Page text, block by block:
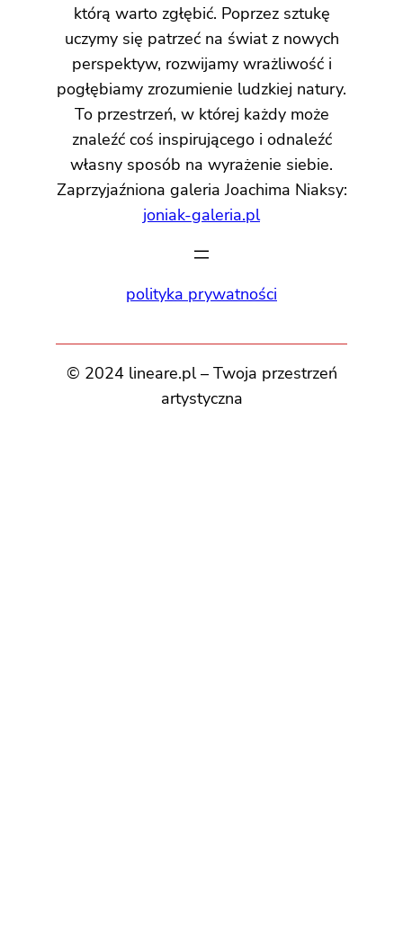
którą warto zgłębić. Poprzez sztukę
uczymy się patrzeć na świat z nowych
perspektyw, rozwijamy wrażliwość i
pogłębiamy zrozumienie ludzkiej natury.
To przestrzeń, w której każdy może
znaleźć coś inspirującego i odnaleźć
własny sposób na wyrażenie siebie.
Zaprzyjaźniona galeria Joachima Niaksy:
joniak-galeria.pl
polityka prywatności
© 2024 lineare.pl – Twoja przestrzeń
artystyczna